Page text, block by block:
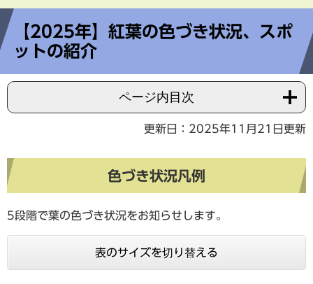
【2025年】紅葉の色づき状況、スポ
ットの紹介
ページ内目次
更新日：2025年11月21日更新
色づき状況凡例
5段階で葉の色づき状況をお知らせします。
表のサイズを切り替える